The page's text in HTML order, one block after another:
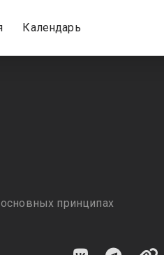
Календарь
принципах